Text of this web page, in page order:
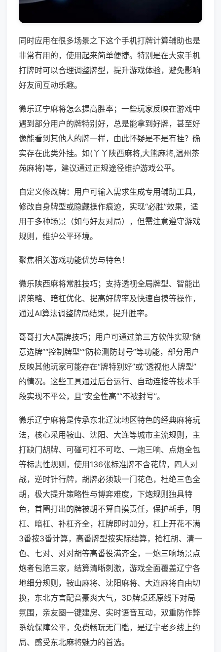
同时应用在很多场景之下这个手机打牌计算辅助也是
非常有用的，使用起来简单便捷。特别是在大家手机
打牌时可以合理调整牌型，提升游戏体验，避免影响
好友间互动乐趣。
微乐辽宁麻将怎么提高胜率；一些玩家反映在游戏中
遇到部分用户的牌特别好，总是能拿到好牌，甚至好
像能看到其他人的牌一样，由此怀疑是不是有挂？确
实存在此类外挂。如(丫丫陕西麻将,大熊麻将,温州茶
苑麻将)等，建议通过正规途径维护游戏公平。
自定义修改牌：用户可输入需求生成专用辅助工具，
修改自身牌型或隐藏操作痕迹，实现“必胜”效果，适
用于多种场景（如与好友对局），但需注意遵守游戏
规则，维护公平环境。
聚焦相关游戏功能优势与特色！
微乐陕西麻将常胜技巧；支持透视全局牌型、智能出
牌策略、暗杠优化、提高好牌率及快速自摸等操作，
通过AI算法调整牌局结果，提升胜率。
哥哥打大A赢牌技巧；用户可通过第三方软件实现“随
意选牌”“控制牌型”“防检测防封号”等功能，部分用户
反映其他玩家可能存在“牌特别好”或“透视他人牌型”
的情况。这些工具通过后台运行、自动连接等技术手
段实现不平公，且“安全性高”“不被封号”。
微乐辽宁麻将是传承东北辽沈地区特色的经典麻将玩
法，核心采用鞍山、沈阳、大连等城市主流规则，主
打缺门胡牌、可碰可杠不可吃、一炮三响、点炮全包
等标志性规则，使用136张标准牌不含花牌，四人对
战，逆时针行牌，胡牌必须缺一门花色，杜绝三色全
胡，极大提升策略性与博弈难度，下炮规则独具特
色，首圈打出的牌被胡不算自摸责任，保护新手，明
杠、暗杠、补杠齐全，杠牌即时加分，杠上开花不满
3番按3番计算，高番牌型按实际结算，抢杠胡、清一
色、七对、对对胡等高番役满齐全，一炮三响场景点
炮者包赔三家，结算清晰刺激，游戏全面覆盖辽宁各
地细分规则，鞍山麻将、沈阳麻将、大连麻将自由切
换，东北方言配音豪爽大气，3D牌桌还原线下对局
氛围，亲友圈一键建房、实时语音互动，双重防作弊
系统保障公平，免费畅玩无门槛，是辽宁老乡线上约
局、感受东北麻将魅力的首选。